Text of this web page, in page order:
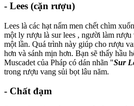
- Lees (cặn rượu)
Lees là các hạt nấm men chết chìm
một ly rượu là sur lees , người làm
một lần. Quá trình này giúp cho rượu
hơn và sánh mịn hơn. Bạn sẽ thấy hầu
Muscadet của Pháp có dán nhãn "Sur
trong rượu vang sủi bọt lâu năm.
- Chất đạm